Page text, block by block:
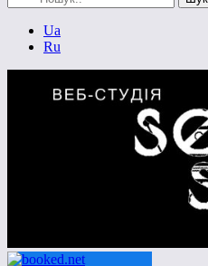
Ua
Ru